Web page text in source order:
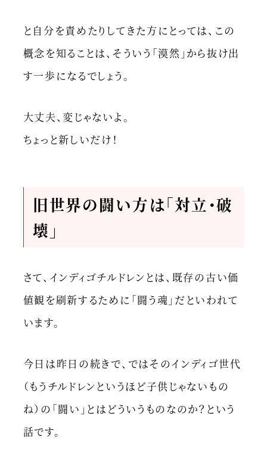
と自分を責めたりしてきた方にとっては、この
概念を知ることは、そういう「漠然」から抜け出
す一歩になるでしょう。
大丈夫、変じゃないよ。
ちょっと新しいだけ！
旧世界の闘い方は「対立・破
壊」
さて、インディゴチルドレンとは、既存の古い価
値観を刷新するために「闘う魂」だといわれて
います。
今日は昨日の続きで、ではそのインディゴ世代
（もうチルドレンというほど子供じゃないもの
ね）の「闘い」とはどういうものなのか？という
話です。